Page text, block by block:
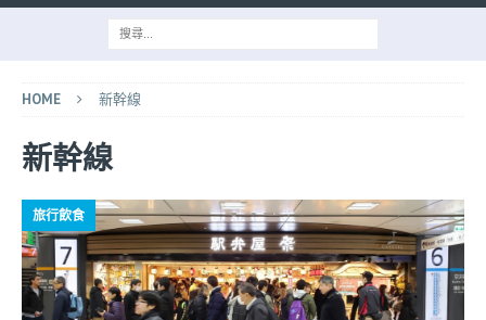
HOME 新幹線
新幹線
旅行飲食